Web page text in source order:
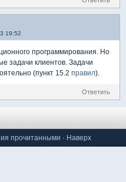
19:52
программирования. Но
задачи клиентов. Задачи
(пункт 15.2 правил).
Ответить
прочитанными · Наверх